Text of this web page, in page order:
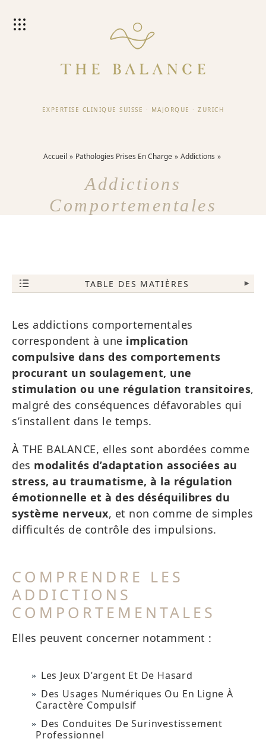
EXPERTISE CLINIQUE SUISSE · MAJORQUE · ZURICH
Accueil Pathologies Prises En Charge Addictions
Addictions
Comportementales
TABLE DES MATIÈRES ▾
Les addictions comportementales
correspondent à une implication
compulsive dans des comportements
procurant un soulagement, une
stimulation ou une régulation transitoires,
malgré des conséquences défavorables qui
s’installent dans le temps.
À THE BALANCE, elles sont abordées comme
des modalités d’adaptation associées au
stress, au traumatisme, à la régulation
émotionnelle et à des déséquilibres du
système nerveux, et non comme de simples
difficultés de contrôle des impulsions.
COMPRENDRE LES
ADDICTIONS
COMPORTEMENTALES
Elles peuvent concerner notamment :
Les Jeux D’argent Et De Hasard
Des Usages Numériques Ou En Ligne À
Caractère Compulsif
Des Conduites De Surinvestissement
Professionnel